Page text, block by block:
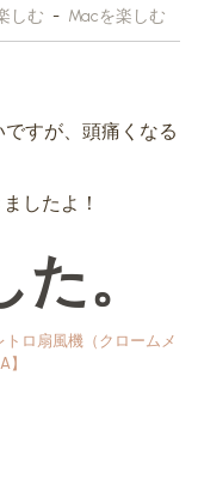
しむ - Macを楽しむ
すが、頭痛くなる
したよ！
。
ロ扇風機（クロームメ